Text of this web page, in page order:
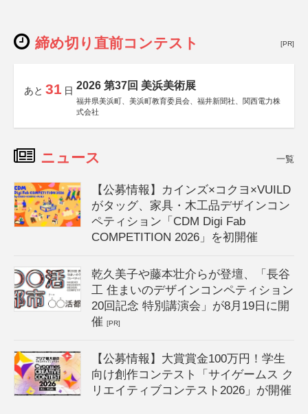
締め切り直前コンテスト [PR]
あと 31 日 2026 第37回 美浜美術展
福井県美浜町、美浜町教育委員会、福井新聞社、関西電力株
式会社
ニュース 一覧
【公募情報】カインズ×コクヨ×VUILD
がタッグ、家具・木工品デザインコン
ペティション「CDM Digi Fab
COMPETITION 2026」を初開催
乾久美子や藤本壮介らが登壇、「長谷
工 住まいのデザインコンペティション
20回記念 特別講演会」が8月19日に開
催[PR]
【公募情報】大賞賞金100万円！学生
向け創作コンテスト「サイゲームス ク
リエイティブコンテスト2026」が開催